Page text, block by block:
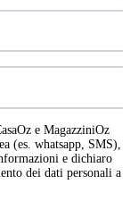
e MagazziniOz
(es. whatsapp, SMS),
e dichiaro
dei dati personali a